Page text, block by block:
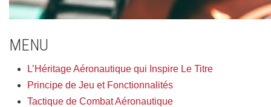
MENU
L’Héritage Aéronautique qui Inspire Le Titre
Principe de Jeu et Fonctionnalités
Tactique de Combat Aéronautique